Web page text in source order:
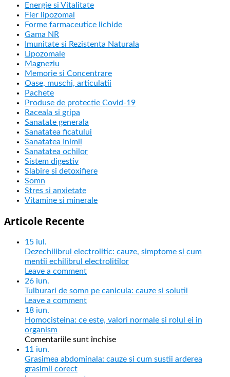
Energie si Vitalitate
Fier lipozomal
Forme farmaceutice lichide
Gama NR
Imunitate si Rezistenta Naturala
Lipozomale
Magneziu
Memorie si Concentrare
Oase, muschi, articulatii
Pachete
Produse de protectie Covid-19
Raceala si gripa
Sanatate generala
Sanatatea ficatului
Sanatatea Inimii
Sanatatea ochilor
Sistem digestiv
Slabire si detoxifiere
Somn
Stres si anxietate
Vitamine si minerale
Articole Recente
15 iul.
Dezechilibrul electrolitic: cauze, simptome si cum
mentii echilibrul electrolitilor
Leave a comment
26 iun.
Tulburari de somn pe canicula: cauze si solutii
Leave a comment
18 iun.
Homocisteina: ce este, valori normale si rolul ei in
organism
Comentariile sunt închise
11 iun.
Grasimea abdominala: cauze si cum sustii arderea
grasimii corect